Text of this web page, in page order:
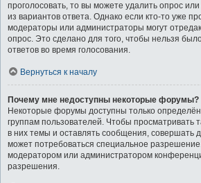
проголосовать, то вы можете удалить опрос
из вариантов ответа. Однако если кто-то уже
модераторы или администраторы могут
опрос. Это сделано для того, чтобы нельзя
ответов во время голосования.
Вернуться к началу
Почему мне недоступны некоторые форумы?
Некоторые форумы доступны только
группам пользователей. Чтобы просматривать
в них темы и оставлять сообщения, совершать
может потребоваться специальное
модератором или администратором
разрешения.